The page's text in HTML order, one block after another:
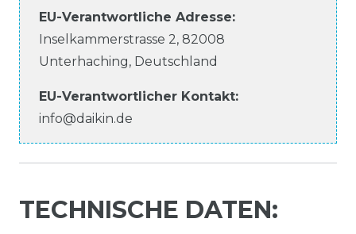
EU-Verantwortliche Adresse:
Inselkammerstrasse 2, 82008
Unterhaching, Deutschland
EU-Verantwortlicher Kontakt:
info@daikin.de
TECHNISCHE DATEN: